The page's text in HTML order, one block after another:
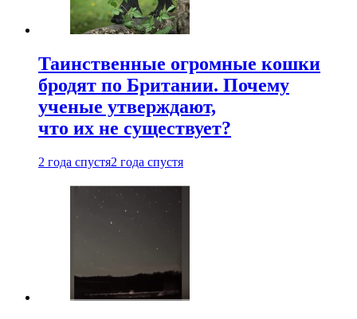
Таинственные огромные кошки
бродят по Британии. Почему
ученые утверждают,
что их не существует?
2 года спустя2 года спустя